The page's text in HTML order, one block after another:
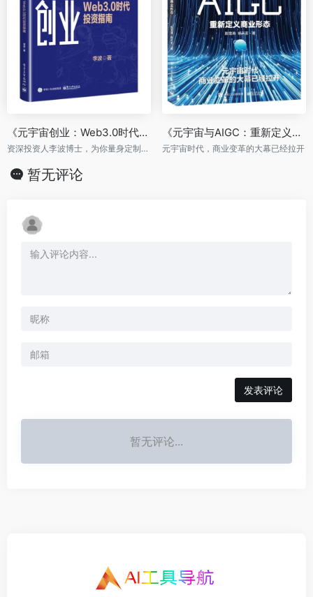
《元宇宙创业：Web3.0时代投资指南》
资深投资人李波博士，为你量身定制的元宇宙创业与投资策略
《元宇宙与AIGC：重新定义商业形态》
元宇宙时代，商业变革的大幕已经拉开
暂无评论
发表评论
暂无评论...